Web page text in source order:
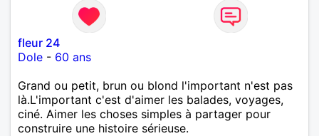
fleur 24
Dole - 60 ans
Grand ou petit, brun ou blond l'important n'est pas
là.L'important c'est d'aimer les balades, voyages,
ciné. Aimer les choses simples à partager pour
construire une histoire sérieuse.